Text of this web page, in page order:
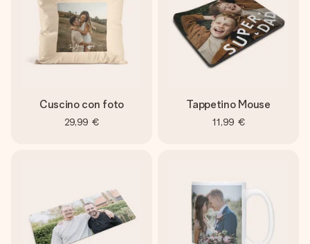
Cuscino con foto
29,99 €
Tappetino Mouse
11,99 €